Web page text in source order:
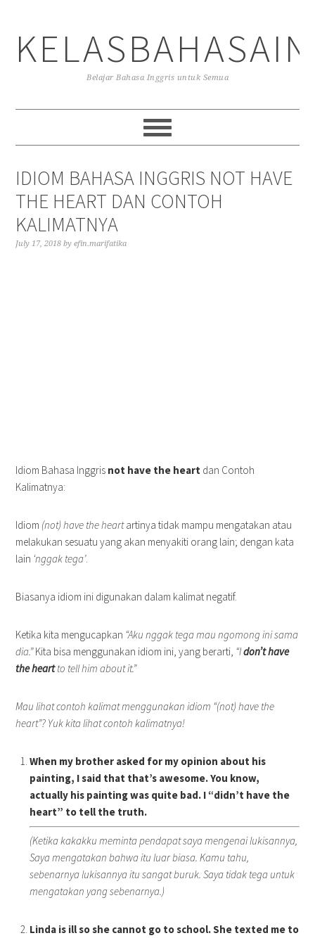
primary
navigation
main
content
primary
sidebar
Belajar Bahasa Inggris untuk Semua
IDIOM BAHASA INGGRIS NOT HAVE
THE HEART DAN CONTOH
KALIMATNYA
July 17, 2018 byefin.marifatika
Idiom Bahasa Inggris not have the heart dan Contoh
Kalimatnya:
Idiom (not) have the heartartinya tidak mampu mengatakan atau
melakukan sesuatu yang akan menyakiti orang lain; dengan kata
lain ‘nggak tega’.
Biasanya idiom ini digunakan dalam kalimat negatif.
Ketika kita mengucapkan “Aku nggak tega mau ngomong ini sama
dia.”Kita bisa menggunakan idiom ini, yang berarti, “Idon’t have
the heartto tell him about it.”
Mau lihat contoh kalimat menggunakan idiom “(not) have the
heart”? Yuk kita lihat contoh kalimatnya!
When my brother asked for my opinion about his
painting, I said that that’s awesome. You know,
actually his painting was quite bad. I “didn’t have the
heart” to tell the truth.
(Ketika kakakku meminta pendapat saya mengenai lukisannya,
Saya mengatakan bahwa itu luar biasa. Kamu tahu,
sebenarnya lukisannya itu sangat buruk. Saya tidak tega untuk
mengatakan yang sebenarnya.)
Linda is ill so she cannot go to school. She texted me to